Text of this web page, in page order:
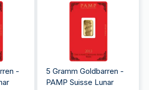
-
5 Gramm Goldbarren -
PAMP Suisse Lunar